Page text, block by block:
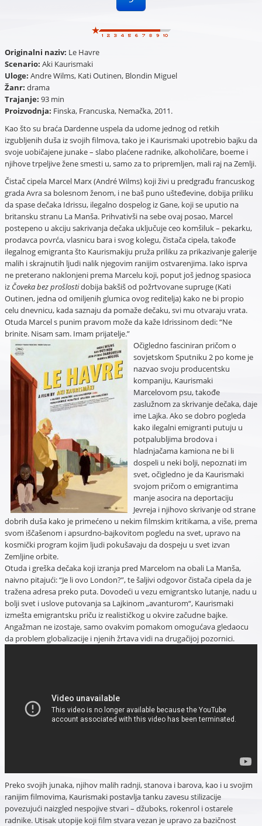
Originalni naziv: Le Havre
Scenario: Aki Kaurismaki
Uloge: Andre Wilms, Kati Outinen, Blondin Miguel
Žanr: drama
Trajanje: 93 min
Proizvodnja: Finska, Francuska, Nemačka, 2011.
Kao što su braća Dardenne uspela da udome jednog od retkih
izgubljenih duša iz svojih filmova, tako je i Kaurismaki upotrebio bajku da
svoje uobičajene junake – slabo plaćene radnike, alkoholičare, boeme i
njihove trpeljive žene smesti u, samo za to pripremljen, mali raj na Zemlji.
Čistač cipela Marcel Marx (André Wilms) koji živi u predgrađu francuskog
grada Avra sa bolesnom ženom, i ne baš puno ušteđevine, dobija priliku
da spase dečaka Idrissu, ilegalno dospelog iz Gane, koji se uputio na
britansku stranu La Manša. Prihvativši na sebe ovaj posao, Marcel
postepeno u akciju sakrivanja dečaka uključuje ceo komšiluk – pekarku,
prodavca povrća, vlasnicu bara i svog kolegu, čistača cipela, takođe
ilegalnog emigranta što Kaurismakiju pruža priliku za prikazivanje galerije
malih i skrajnutih ljudi nalik njegovim ranijim ostvarenjima. Iako isprva
ne preterano naklonjeni prema Marcelu koji, poput još jednog spasioca
iz Čoveka bez prošlostidobija bakšiš od požrtvovane supruge (Kati
Outinen, jedna od omiljenih glumica ovog reditelja) kako ne bi propio
celu dnevnicu, kada saznaju da pomaže dečaku, svi mu otvaraju vrata.
Otuda Marcel s punim pravom može da kaže Idrissinom dedi: “Ne
brinite. Nisam sam. Imam prijatelje.”
Očigledno fasciniran pričom o
sovjetskom Sputniku 2 po kome je
nazvao svoju producentsku
kompaniju, Kaurismaki
Marcelovom psu, takođe
zaslužnom za skrivanje dečaka, daje
ime Lajka. Ako se dobro pogleda
kako ilegalni emigranti putuju u
potpalubljima brodova i
hladnjačama kamiona ne bi li
dospeli u neki bolji, nepoznati im
svet, očigledno je da Kaurismaki
svojom pričom o emigrantima
manje asocira na deportaciju
Jevreja i njihovo skrivanje od strane
dobrih duša kako je primećeno u nekim filmskim kritikama, a više, prema
svom iščašenom i apsurdno-bajkovitom pogledu na svet, upravo na
kosmički program kojim ljudi pokušavaju da dospeju u svet izvan
Zemljine orbite.
Otuda i greška dečaka koji izranja pred Marcelom na obali La Manša,
naivno pitajući: “Je li ovo London?”, te šaljivi odgovor čistača cipela da je
tražena adresa preko puta. Dovodeći u vezu emigrantsko lutanje, nadu u
bolji svet i uslove putovanja sa Lajkinom „avanturom“, Kaurismaki
izmešta emigrantsku priču iz realističkog u okvire začudne bajke.
Angažman ne izostaje, samo ovakvim pomakom omogućava gledaocu
da problem globalizacije i njenih žrtava vidi na drugačijoj pozornici.
Preko svojih junaka, njihov malih radnji, stanova i barova, kao i u svojim
ranijim filmovima, Kaurismaki postavlja tanku zavesu stilizacije
povezujući naizgled nespojive stvari – džuboks, rokenrol i ostarele
radnike. Utisak utopije koji film stvara vezan je upravo za bazičnost